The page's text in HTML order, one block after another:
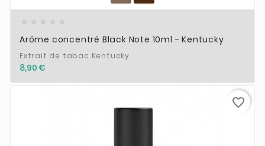
Arôme concentré Black Note 10ml - Kentucky
Extrait de tabac Kentucky
8,90 €
favorite_border